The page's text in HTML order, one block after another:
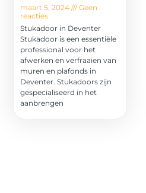
maart 5, 2024
Geen
reacties
Stukadoor in Deventer
Stukadoor is een essentiële
professional voor het
afwerken en verfraaien van
muren en plafonds in
Deventer. Stukadoors zijn
gespecialiseerd in het
aanbrengen